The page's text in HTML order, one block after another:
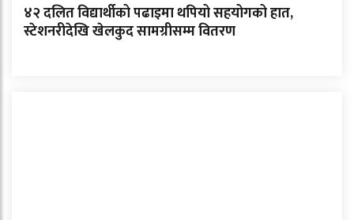
४२ दलित विद्यार्थीको पढाइमा थपियो सहयोगको हात,
स्टेशनरीदेखि खेलकुद सामग्रीसम्म वितरण